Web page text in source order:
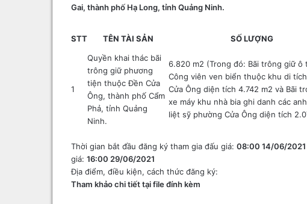
m
l
Gai, thành phố Hạ Long, tỉnh Quảng Ninh.
STT TÊN TÀI SẢN SỐ LƯỢNG
1
Quyền khai thác bãi
trông giữ phương
tiện thuộc Đền Cửa
Ông, thành phố Cẩm
Phả, tỉnh Quảng
Ninh.
6.820 m2 (Trong đó: Bãi trông giữ ô
Công viên ven biển thuộc khu di
Cửa Ông diện tích 4.742 m2 và Bãi
xe máy khu nhà bia ghi danh các
liệt sỹ phường Cửa Ông diện tích
Thời gian bắt đầu đăng ký tham gia đấu giá: 08:00 14/06/2021
giá: 16:00 29/06/2021
Địa điểm, điều kiện, cách thức đăng ký:
Tham khảo chi tiết tại file đính kèm